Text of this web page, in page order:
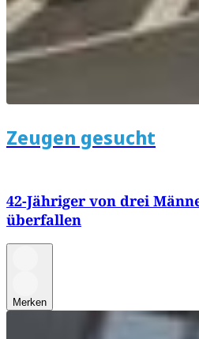
Zeugen gesucht
42-Jähriger von drei
überfallen
Merken